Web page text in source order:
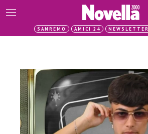
SANREMO AMICI 24 NEWSLETTER